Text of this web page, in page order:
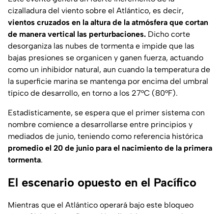
cizalladura del viento sobre el Atlántico, es decir,
vientos cruzados en la altura de la atmósfera que cortan
de manera vertical las perturbaciones. Dicho corte
desorganiza las nubes de tormenta e impide que las
bajas presiones se organicen y ganen fuerza, actuando
como un inhibidor natural, aun cuando la temperatura de
la superficie marina se mantenga por encima del umbral
típico de desarrollo, en torno a los 27°C (80°F).
Estadísticamente, se espera que el primer sistema con
nombre comience a desarrollarse entre principios y
mediados de junio, teniendo como referencia histórica
promedio el 20 de junio para el nacimiento de la primera
tormenta.
El escenario opuesto en el Pacífico
Mientras que el Atlántico operará bajo este bloqueo